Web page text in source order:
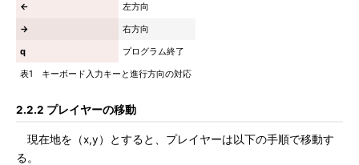
←
左方向
→
右方向
q
プログラム終了
表1 キーボード入力キーと進行方向の対応
2.2.2 プレイヤーの移動
現在地を（x,y）とすると、プレイヤーは以下の手順で移動す
る。